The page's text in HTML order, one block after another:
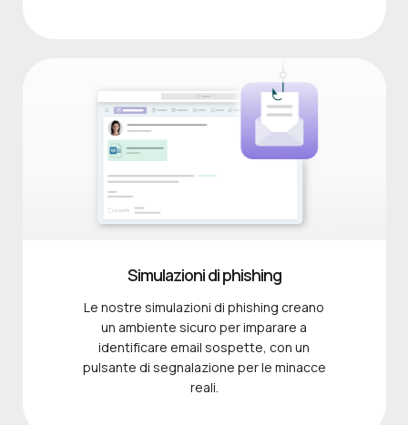
Simulazioni di phishing
Le nostre simulazioni di phishing creano
un ambiente sicuro per imparare a
identificare email sospette, con un
pulsante di segnalazione per le minacce
reali.